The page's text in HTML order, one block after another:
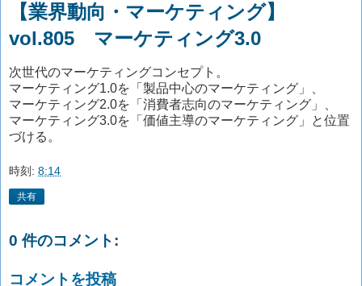
【業界動向・マーケティング】
vol.805 マーケティング3.0
次世代のマーケティングコンセプト。
マーケティング1.0を「製品中心のマーケティング」、
マーケティング2.0を「消費者志向のマーケティング」、
マーケティング3.0を「価値主導のマーケティング」と位置
づける。
時刻: 8:14
共有
0 件のコメント:
コメントを投稿